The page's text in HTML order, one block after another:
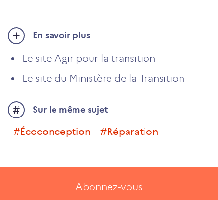
En savoir plus
Le site Agir pour la transition
Le site du Ministère de la Transition
Sur le même sujet
#écoconception #réparation
Abonnez-vous